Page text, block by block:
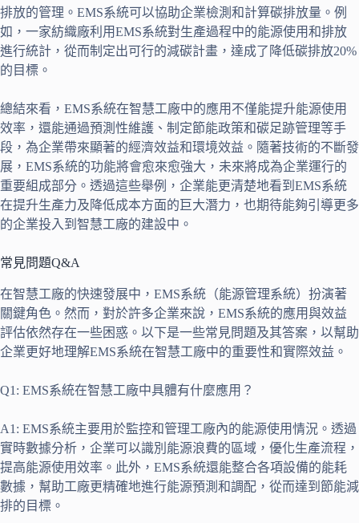
排放的管理。EMS系統可以協助企業檢測和計算碳排放量。例
如，一家紡織廠利用EMS系統對生產過程中的能源使用和排放
進行統計，從而制定出可行的減碳計畫，達成了降低碳排放20%
的目標。
總結來看，EMS系統在智慧工廠中的應用不僅能提升能源使用
效率，還能通過預測性維護、制定節能政策和碳足跡管理等手
段，為企業帶來顯著的經濟效益和環境效益。隨著技術的不斷發
展，EMS系統的功能將會愈來愈強大，未來將成為企業運行的
重要組成部分。透過這些舉例，企業能更清楚地看到EMS系統
在提升生產力及降低成本方面的巨大潛力，也期待能夠引導更多
的企業投入到智慧工廠的建設中。
常見問題Q&A
在智慧工廠的快速發展中，EMS系統（能源管理系統）扮演著
關鍵角色。然而，對於許多企業來說，EMS系統的應用與效益
評估依然存在一些困惑。以下是一些常見問題及其答案，以幫助
企業更好地理解EMS系統在智慧工廠中的重要性和實際效益。
Q1: EMS系統在智慧工廠中具體有什麼應用？
A1: EMS系統主要用於監控和管理工廠內的能源使用情況。透過
實時數據分析，企業可以識別能源浪費的區域，優化生產流程，
提高能源使用效率。此外，EMS系統還能整合各項設備的能耗
數據，幫助工廠更精確地進行能源預測和調配，從而達到節能減
排的目標。